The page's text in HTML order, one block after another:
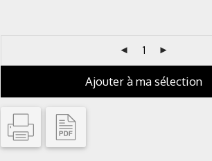
Ajouter à ma sélection